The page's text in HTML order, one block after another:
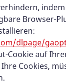
Browser-
dlpage/
Cookie auf
Cookies,